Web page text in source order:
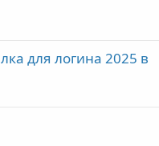
для логина 2025 в